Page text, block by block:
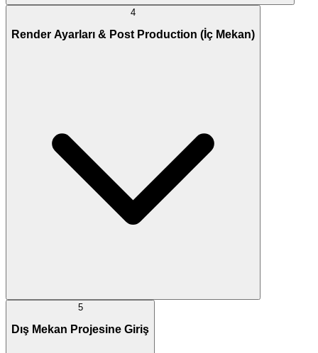
4
Render Ayarları & Post Production (İç Mekan)
5
Dış Mekan Projesine Giriş